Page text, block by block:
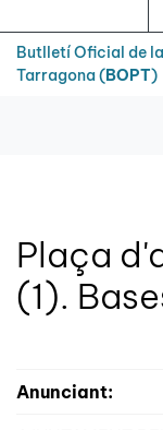
Butlletí Oficial de
Tarragona (BOPT)
Plaça
(1).
Anunciant: